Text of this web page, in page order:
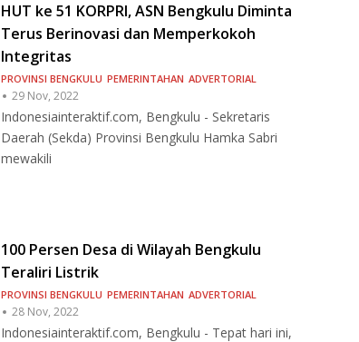
HUT ke 51 KORPRI, ASN Bengkulu Diminta
Terus Berinovasi dan Memperkokoh
Integritas
PROVINSI BENGKULU PEMERINTAHAN ADVERTORIAL
29 Nov, 2022
Indonesiainteraktif.com, Bengkulu - Sekretaris
Daerah (Sekda) Provinsi Bengkulu Hamka Sabri
mewakili
100 Persen Desa di Wilayah Bengkulu
Teraliri Listrik
PROVINSI BENGKULU PEMERINTAHAN ADVERTORIAL
28 Nov, 2022
Indonesiainteraktif.com, Bengkulu - Tepat hari ini,